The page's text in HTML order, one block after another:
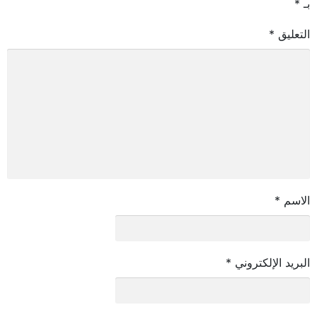
بـ *
التعليق *
الاسم *
البريد الإلكتروني *